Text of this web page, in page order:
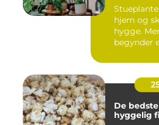
hjem og
hygge.
begynder
De
hyggelig